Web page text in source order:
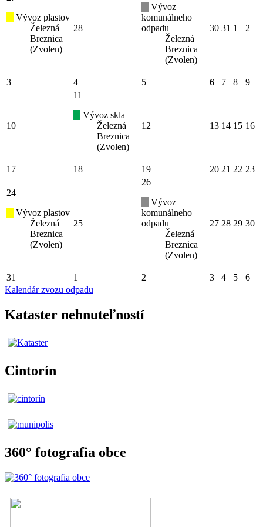
Vývoz plastov
Železná
Breznica
(Zvolen)
28
Vývoz
komunálneho
odpadu
Železná
Breznica
(Zvolen)
30 31 1 2
3 4 5 6 7 8 9
10
11
Vývoz skla
Železná
Breznica
(Zvolen)
12 13 14 15 16
17 18 19 20 21 22 23
24
Vývoz plastov
Železná
Breznica
(Zvolen)
25
26
Vývoz
komunálneho
odpadu
Železná
Breznica
(Zvolen)
27 28 29 30
31 1 2 3 4 5
6
Kalendár zvozu odpadu
Kataster nehnuteľností
Cintorín
360° fotografia obce